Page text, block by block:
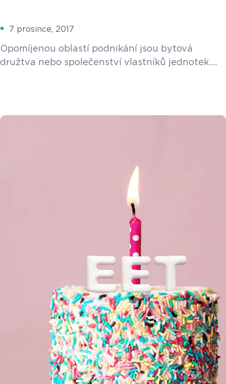
7 prosince, 2017
Opomíjenou oblastí podnikání jsou bytová
družtva nebo společenství vlastníků jednotek.
Tradičními zástupci jsou malí živnostníci jako